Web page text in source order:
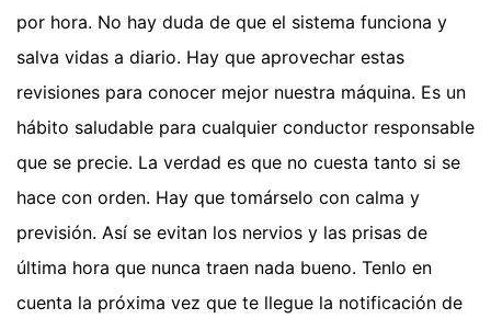
por hora. No hay duda de que el sistema funciona y
salva vidas a diario. Hay que aprovechar estas
revisiones para conocer mejor nuestra máquina. Es un
hábito saludable para cualquier conductor responsable
que se precie. La verdad es que no cuesta tanto si se
hace con orden. Hay que tomárselo con calma y
previsión. Así se evitan los nervios y las prisas de
última hora que nunca traen nada bueno. Tenlo en
cuenta la próxima vez que te llegue la notificación de